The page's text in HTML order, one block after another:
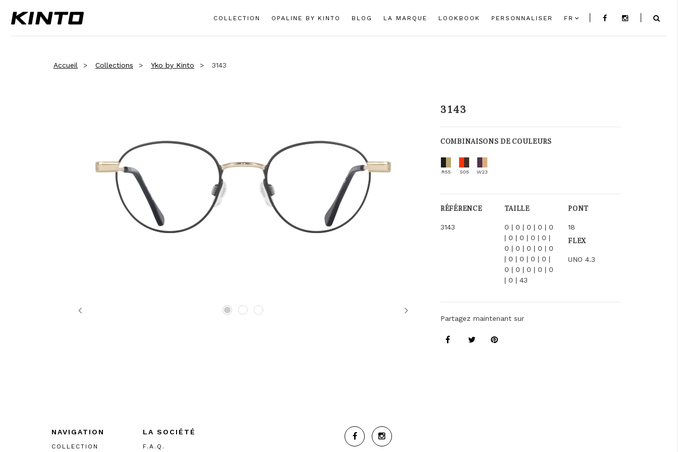
COLLECTION OPALINE BY KINTO BLOG LA MARQUE LOOKBOOK PERSONNALISER FR
Accueil Collections Yko by Kinto 3143
Previous Next
3143
COMBINAISONS DE COULEURS
R55 S05 W23
RÉFÉRENCE
3143
TAILLE
0 | 0 | 0 | 0 | 0
| 0 | 0 | 0 | 0 |
0 | 0 | 0 | 0 | 0
| 0 | 0 | 0 | 0 |
0 | 0 | 0 | 0 | 0
| 0 | 43
PONT
18
FLEX
UNO 4.3
Partagez maintenant sur
NAVIGATION
COLLECTION
LA SOCIÉTÉ
F.A.Q.